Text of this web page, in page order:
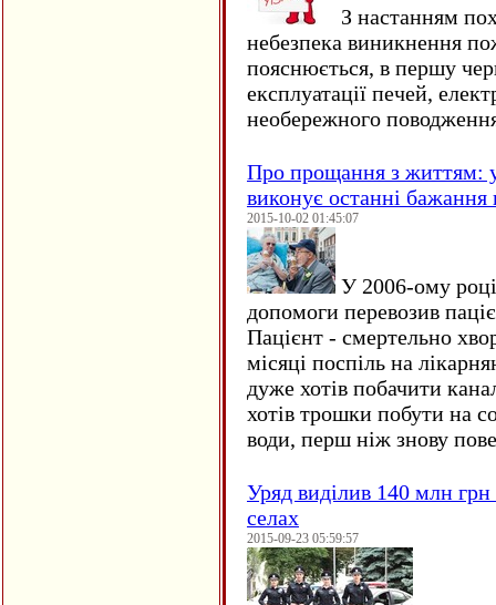
З настанням
небезпека виникнення
пояснюється, в першу
експлуатації печей,
необережного
Про прощання з життям:
виконує останні
2015-10-02 01:45:07
У 2006-ому
допомоги перевозив
Пацієнт - смертельно
місяці поспіль на
дуже хотів побачити
хотів трошки побути на
води, перш ніж знову
Уряд виділив 140 млн
селах
2015-09-23 05:59:57